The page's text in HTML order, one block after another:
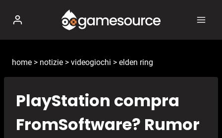
contenuto
home > notizie > videogiochi > elden ring
PlayStation compra
FromSoftware? Rumor